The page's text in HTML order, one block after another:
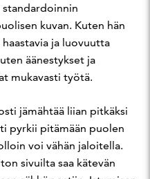
kuvan. Kuten hän
ja luovuutta
äänestykset ja
mukavasti työtä.
jämähtää liian pitkäksi
pyrkii pitämään puolen
voi vähän jaloitella.
sivuilta saa kätevän